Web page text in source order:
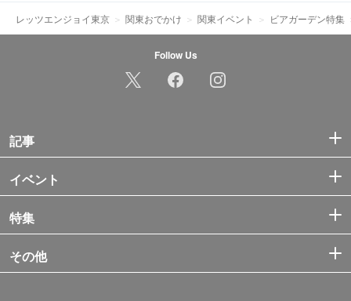
レッツエンジョイ東京 関東おでかけ 関東イベント ビアガーデン特集
Follow Us
記事
イベント
特集
その他